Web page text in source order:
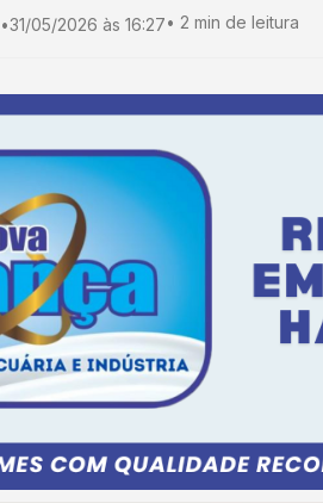
•31/05/2026 às 16:27• 2 min de leitura